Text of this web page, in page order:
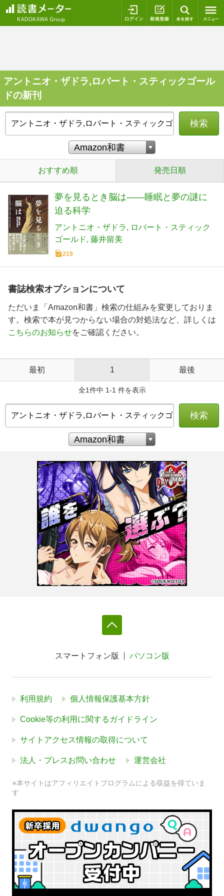
ログイン 新規登録
アントニオ・ザドラ,ロバート・スティックゴール
ドの新刊
検索
おすすめ順 発売日順
夢を見るとき脳は――睡眠と夢の謎に
迫る科学
アントニオ・ザドラ
ロバート・スティック
ゴールド 藤井留美
219
書誌検索オプションについて
ただいま「Amazon和書」検索の仕組みを変更しておりま
す。検索で本が見つからない場合の対処法など、詳しくは
こちらのお知らせをご確認ください。
最初 1 最後
全1件中 1-1 件を表示
検索
スマートフォン版 パソコン版
利用規約 個人情報保護基本方針
Cookie等の利用に関するガイドライン
サイトアクセス情報の取得について
法人・プレスお問い合わせ 運営会社
※本サイトはアフィリエイトプログラムによる収益を得ていま
す